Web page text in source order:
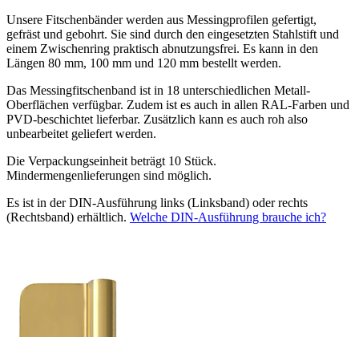
Unsere Fitschenbänder werden aus Messingprofilen gefertigt,
gefräst und gebohrt. Sie sind durch den eingesetzten Stahlstift und
einem Zwischenring praktisch abnutzungsfrei. Es kann in den
Längen 80 mm, 100 mm und 120 mm bestellt werden.
Das Messingfitschenband ist in 18 unterschiedlichen Metall-
Oberflächen verfügbar. Zudem ist es auch in allen RAL-Farben und
PVD-beschichtet lieferbar. Zusätzlich kann es auch roh also
unbearbeitet geliefert werden.
Die Verpackungseinheit beträgt 10 Stück.
Mindermengenlieferungen sind möglich.
Es ist in der DIN-Ausführung links (Linksband) oder rechts
(Rechtsband) erhältlich. Welche DIN-Ausführung brauche ich?